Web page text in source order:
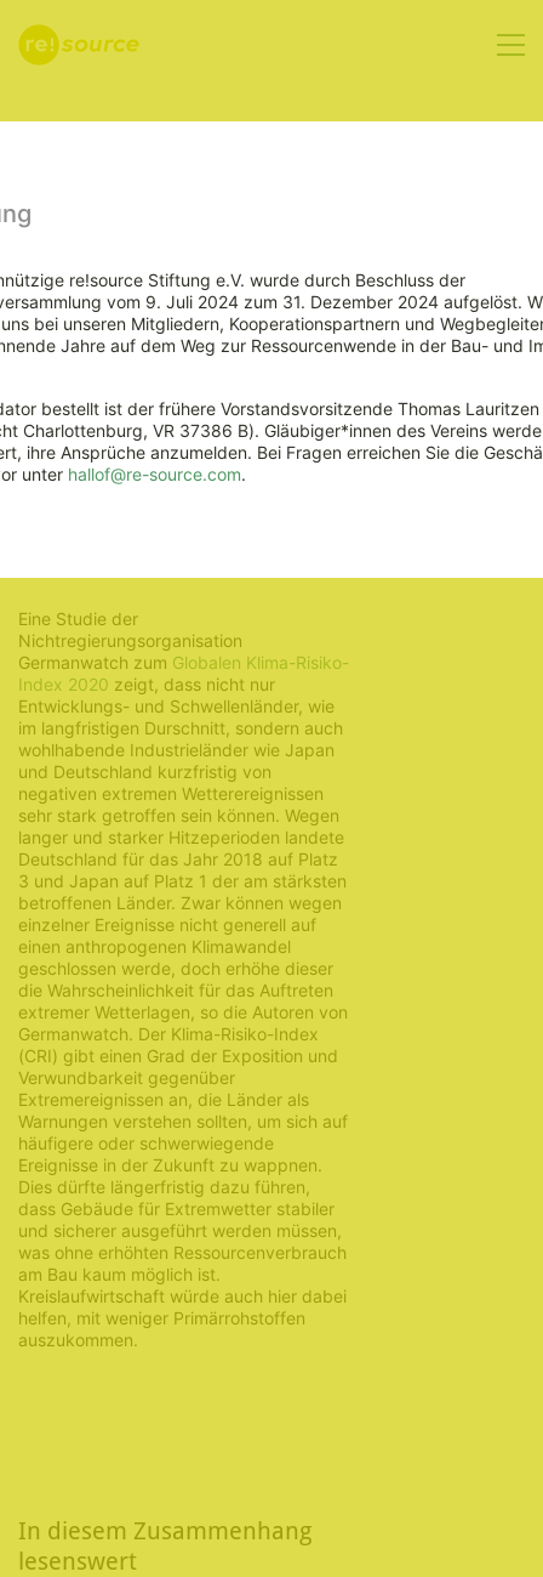
Extreme
erhöhen
Ressourcenverbrauch
Eine Studie der
Nichtregierungsorganisation
Germanwatch zum Globalen Klima-Risiko-
Index 2020 zeigt, dass nicht nur
Entwicklungs- und Schwellenländer, wie
im langfristigen Durschnitt, sondern auch
wohlhabende Industrieländer wie Japan
und Deutschland kurzfristig von
negativen extremen Wetterereignissen
sehr stark getroffen sein können. Wegen
langer und starker Hitzeperioden landete
Deutschland für das Jahr 2018 auf Platz
3 und Japan auf Platz 1 der am stärksten
betroffenen Länder. Zwar können wegen
einzelner Ereignisse nicht generell auf
einen anthropogenen Klimawandel
geschlossen werde, doch erhöhe dieser
die Wahrscheinlichkeit für das Auftreten
extremer Wetterlagen, so die Autoren von
Germanwatch. Der Klima-Risiko-Index
(CRI) gibt einen Grad der Exposition und
Verwundbarkeit gegenüber
Extremereignissen an, die Länder als
Warnungen verstehen sollten, um sich auf
häufigere oder schwerwiegende
Ereignisse in der Zukunft zu wappnen.
Dies dürfte längerfristig dazu führen,
dass Gebäude für Extremwetter stabiler
und sicherer ausgeführt werden müssen,
was ohne erhöhten Ressourcenverbrauch
am Bau kaum möglich ist.
Kreislaufwirtschaft würde auch hier dabei
helfen, mit weniger Primärrohstoffen
auszukommen.
In diesem Zusammenhang
lesenswert
re!source Stiftung e.V. wurde durch Beschluss der
vom 9. Juli 2024 zum 31. Dezember 2024 aufgelöst.
bei unseren Mitgliedern, Kooperationspartnern und
Jahre auf dem Weg zur Ressourcenwende in der Bau- und
bestellt ist der frühere Vorstandsvorsitzende Thomas Lauritzen
Charlottenburg, VR 37386 B). Gläubiger*innen des Vereins
ihre Ansprüche anzumelden. Bei Fragen erreichen Sie die
unter hallof@re-source.com.